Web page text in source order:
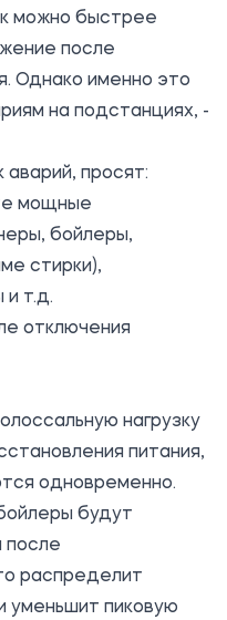
можно быстрее
после
Однако именно это
на подстанциях, -
просят:
мощные
бойлеры,
стирки),
и т.д.
отключения
нагрузку
питания,
одновременно.
будут
после
распределит
уменьшит пиковую